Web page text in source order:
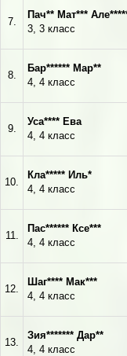
7.
Пач** Мат***
3, 3 класс
8.
Бар****** Мар**
4, 4 класс
9.
Уса**** Ева
4, 4 класс
10.
Кла***** Иль*
4, 4 класс
11.
Пас****** Ксе***
4, 4 класс
12.
Шаг**** Мак***
4, 4 класс
13.
Зия******* Дар**
4, 4 класс